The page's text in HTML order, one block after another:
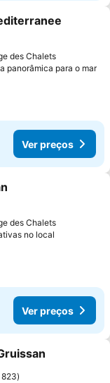
favoritos
des Chalets
panorâmica para o mar
Ver preços
favoritos
des Chalets
no local
Ver preços
favoritos
823